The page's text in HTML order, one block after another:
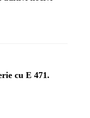
cu E 471.